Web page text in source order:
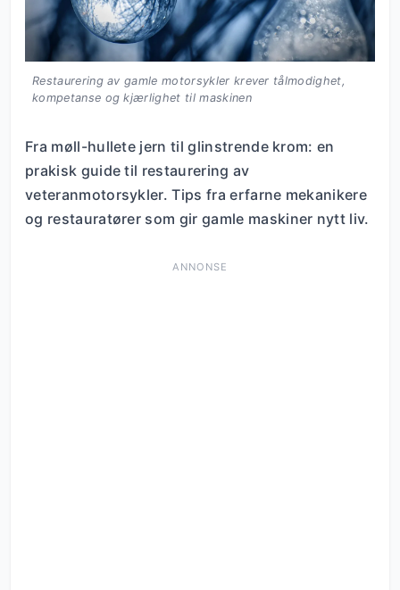
Restaurering av gamle motorsykler krever tålmodighet,
kompetanse og kjærlighet til maskinen
Fra møll-hullete jern til glinstrende krom: en
prakisk guide til restaurering av
veteranmotorsykler. Tips fra erfarne mekanikere
og restauratører som gir gamle maskiner nytt liv.
ANNONSE